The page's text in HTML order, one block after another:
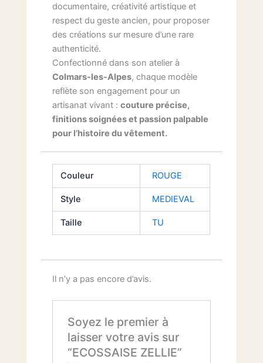
documentaire, créativité artistique et
respect du geste ancien, pour proposer
des créations sur mesure d’une rare
authenticité.
Confectionné dans son atelier à
Colmars-les-Alpes, chaque modèle
reflète son engagement pour un
artisanat vivant :couture précise,
finitions soignées et passion palpable
pour l’histoire du vêtement.
Couleur ROUGE
Style MEDIEVAL
Taille TU
Il n’y a pas encore d’avis.
Soyez le premier à
laisser votre avis sur
“ECOSSAISE ZELLIE”